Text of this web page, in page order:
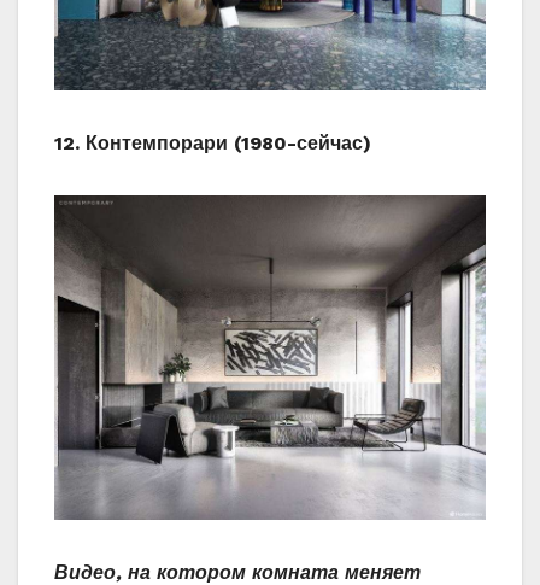
12. Контемпорари (1980-сейчас)
Видео, на котором комната меняет